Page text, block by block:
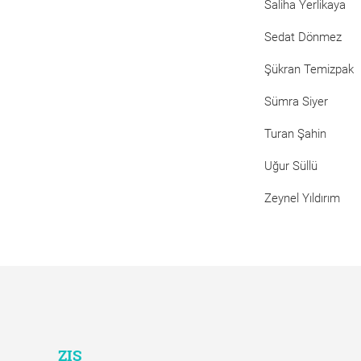
Saliha Yerlikaya
Sedat Dönmez
Şükran Temizpak
Sümra Siyer
Turan Şahin
Uğur Süllü
Zeynel Yıldırım
ZIS